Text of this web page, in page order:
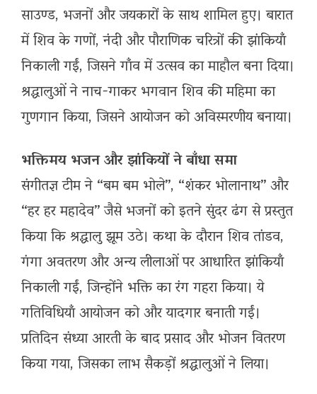
साउण्ड, भजनों और जयकारों के साथ शामिल हुए। बारात
में शिव के गणों, नंदी और पौराणिक चरित्रों की झांकियाँ
निकाली गईं, जिसने गाँव में उत्सव का माहौल बना दिया।
श्रद्धालुओं ने नाच-गाकर भगवान शिव की महिमा का
गुणगान किया, जिसने आयोजन को अविस्मरणीय बनाया।
भक्तिमय भजन और झांकियों ने बाँधा समा
संगीतज्ञ टीम ने “बम बम भोले”, “शंकर भोलानाथ” और
“हर हर महादेव” जैसे भजनों को इतने सुंदर ढंग से प्रस्तुत
किया कि श्रद्धालु झूम उठे। कथा के दौरान शिव तांडव,
गंगा अवतरण और अन्य लीलाओं पर आधारित झांकियाँ
निकाली गईं, जिन्होंने भक्ति का रंग गहरा किया। ये
गतिविधियाँ आयोजन को और यादगार बनाती गईं।
प्रतिदिन संध्या आरती के बाद प्रसाद और भोजन वितरण
किया गया, जिसका लाभ सैकड़ों श्रद्धालुओं ने लिया।